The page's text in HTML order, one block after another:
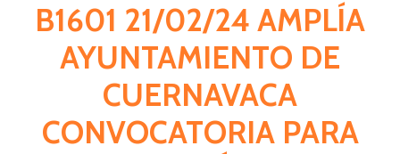
B1601 21/02/24 AMPLÍA
AYUNTAMIENTO DE
CUERNAVACA
CONVOCATORIA PARA